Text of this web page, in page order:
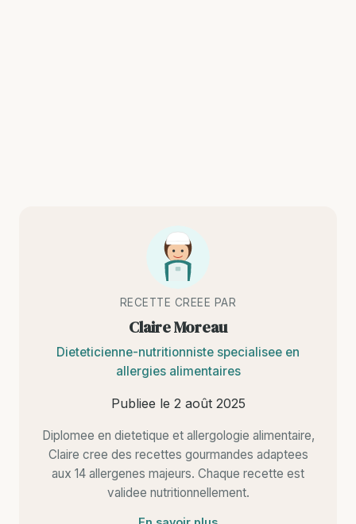
RECETTE CREEE PAR
Claire Moreau
Dieteticienne-nutritionniste specialisee en
allergies alimentaires
Publiee le 2 août 2025
Diplomee en dietetique et allergologie alimentaire,
Claire cree des recettes gourmandes adaptees
aux 14 allergenes majeurs. Chaque recette est
validee nutritionnellement.